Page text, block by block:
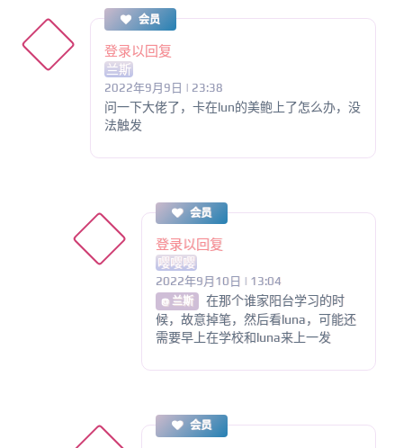
会员
登录以回复
兰斯
2022年9月9日 | 23:38
问一下大佬了，卡在lun的美鲍上了怎么办，没
法触发
会员
登录以回复
嘤嘤嘤
2022年9月10日 | 13:04
@ 兰斯
在那个谁家阳台学习的时
候，故意掉笔，然后看luna，可能还
需要早上在学校和luna来上一发
会员